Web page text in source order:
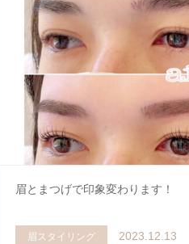
眉とまつげで印象変わります！
眉スタイリング 2023.12.13